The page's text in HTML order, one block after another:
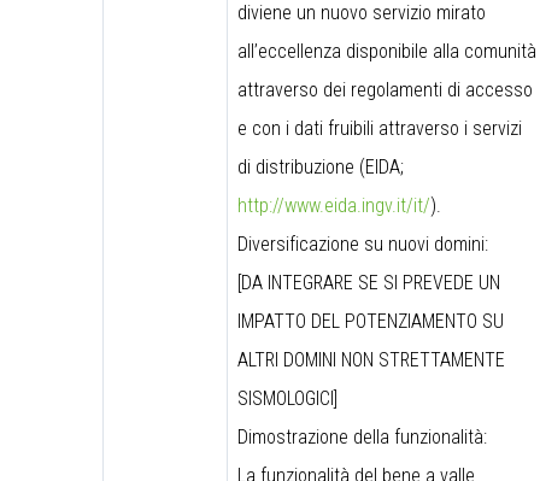
diviene un nuovo servizio mirato
all’eccellenza disponibile alla comunità
attraverso dei regolamenti di accesso
e con i dati fruibili attraverso i servizi
di distribuzione (EIDA;
http://www.eida.ingv.it/it/).
Diversificazione su nuovi domini:
[DA INTEGRARE SE SI PREVEDE UN
IMPATTO DEL POTENZIAMENTO SU
ALTRI DOMINI NON STRETTAMENTE
SISMOLOGICI]
Dimostrazione della funzionalità:
La funzionalità del bene a valle